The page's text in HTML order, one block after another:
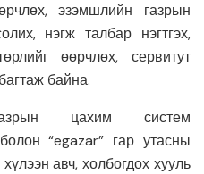
эзэмшлийн газрын
нэгж талбар нэгтгэх,
өөрчлөх, сервитут
байна.
цахим систем
болон “egazar” гар утасны
авч, холбогдох хууль